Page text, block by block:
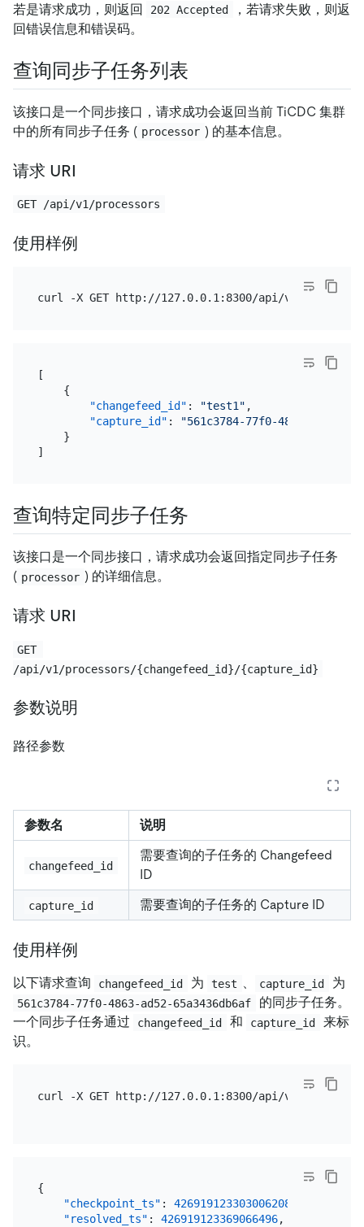
若是请求成功，则返回 202 Accepted
，若请求失败，则返
回错误信息和错误码。
查询同步子任务列表
该接口是一个同步接口，请求成功会返回当前 TiCDC 集群
中的所有同步子任务 ( processor ) 的基本信息。
请求 URI
GET /api/v1/processors
使用样例
[
{
"changefeed_id" : "test1" ,
"capture_id" :
"561c3784-77f0-4863-ad52-
}
]
查询特定同步子任务
该接口是一个同步接口，请求成功会返回指定同步子任务
( processor ) 的详细信息。
请求 URI
GET
/api/v1/processors/{changefeed_id}/{capture_id}
参数说明
路径参数
参数名 说明
changefeed_id
需要查询的子任务的 Changefeed
ID
capture_id 需要查询的子任务的 Capture ID
使用样例
以下请求查询 changefeed_id 为 test 、 capture_id 为
561c3784-77f0-4863-ad52-65a3436db6af
的同步子任务。
一个同步子任务通过
changefeed_id 和 capture_id
来标
识。
curl -X GET http://127.0.0.1:8300/api/v1/
{
"checkpoint_ts" : 426919123303006208
"resolved_ts" : 426919123369066496,